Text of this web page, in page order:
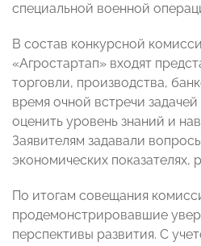
специальной военной
В состав конкурсной
«Агростартап» входят
торговли, производства,
время очной встречи
оценить уровень знаний и
Заявителям задавали
экономических показателях,
По итогам совещания
продемонстрировавшие
перспективы развития. С